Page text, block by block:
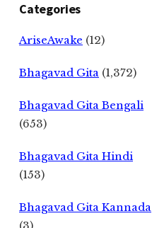
Categories
AriseAwake (12)
Bhagavad Gita (1,372)
Bhagavad Gita Bengali
(653)
Bhagavad Gita Hindi
(153)
Bhagavad Gita Kannada